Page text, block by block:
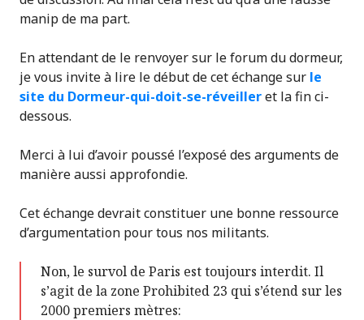
manip de ma part.
En attendant de le renvoyer sur le forum du dormeur,
je vous invite à lire le début de cet échange sur le
site du Dormeur-qui-doit-se-réveilleret la fin ci-
dessous.
Merci à lui d’avoir poussé l’exposé des arguments de
manière aussi approfondie.
Cet échange devrait constituer une bonne ressource
d’argumentation pour tous nos militants.
Non, le survol de Paris est toujours interdit. Il
s’agit de la zone Prohibited 23 qui s’étend sur les
2000 premiers mètres: